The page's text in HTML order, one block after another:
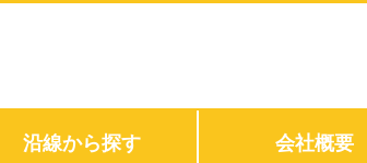
沿線から探す 会社概要